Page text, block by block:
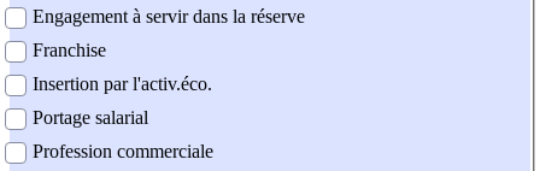
Engagement à servir dans la réserve
Franchise
Insertion par l'activ.éco.
Portage salarial
Profession commerciale